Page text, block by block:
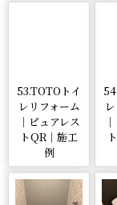
53.TOTOトイ
レリフォーム
｜ピュアレス
トQR｜施工
例